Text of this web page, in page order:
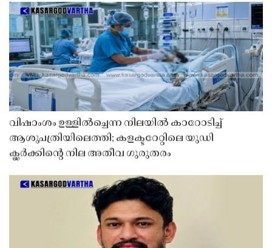
വിഷാംശം ഉള്ളിൽച്ചെന്ന നിലയിൽ കാറോടിച്ച്
ആശുപത്രിയിലെത്തി; കളക്ടറേറ്റിലെ യുഡി
ക്ലർക്കിൻ്റെ നില അതീവ ഗുരുതരം